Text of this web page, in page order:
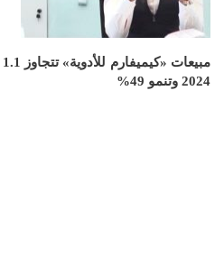
2024 وتنمو 49%